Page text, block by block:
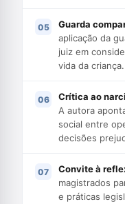
Guarda
aplicação da
juiz em
vida da criança.
Crítica ao
A autora
social entre
decisões
Convite à
magistrados
e práticas